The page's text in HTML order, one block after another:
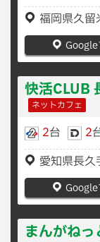
福岡県久
快活CLUB
ネットカフェ
2台 2
愛知県長
まんがね